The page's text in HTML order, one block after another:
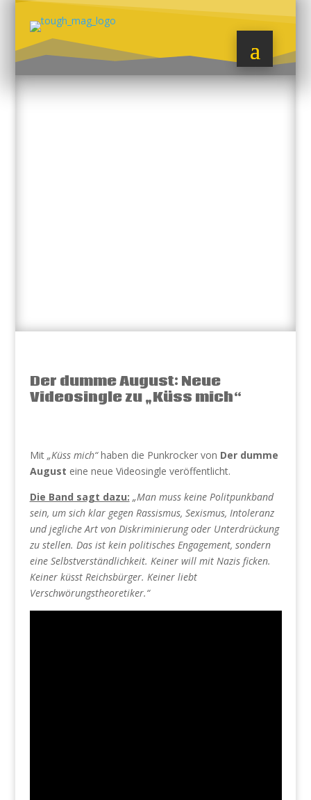
Der dumme August: Neue
Videosingle zu „Küss mich“
Mit „Küss mich“haben die Punkrocker von Der dumme
August eine neue Videosingle veröffentlicht.
Die Band sagt dazu: „Man muss keine Politpunkband
sein, um sich klar gegen Rassismus, Sexismus, Intoleranz
und jegliche Art von Diskriminierung oder Unterdrückung
zu stellen. Das ist kein politisches Engagement, sondern
eine Selbstverständlichkeit. Keiner will mit Nazis ficken.
Keiner küsst Reichsbürger. Keiner liebt
Verschwörungstheoretiker.“